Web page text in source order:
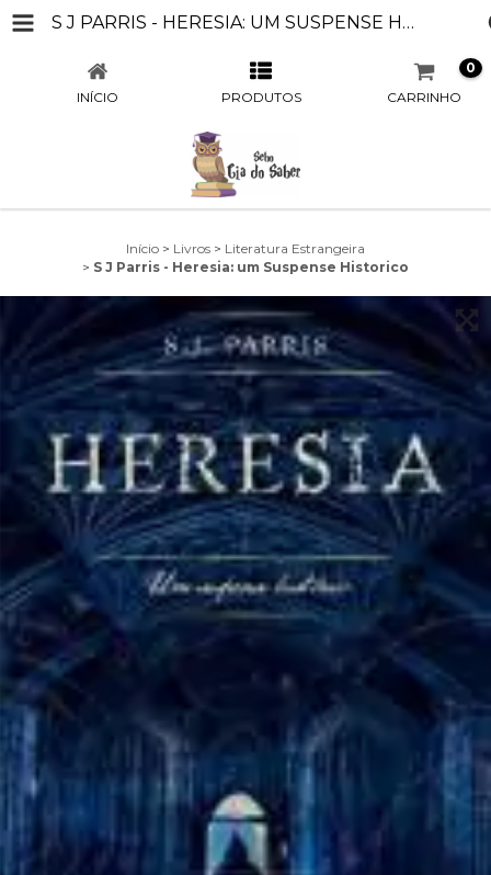
S J PARRIS - HERESIA: UM SUSPENSE HISTORICO
INÍCIO PRODUTOS CARRINHO
0
Início > Livros > Literatura Estrangeira
> S J Parris - Heresia: um Suspense Historico